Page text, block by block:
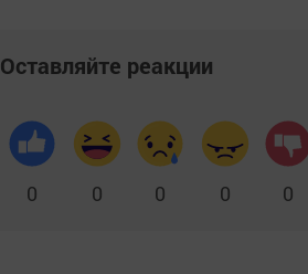
Оставляйте реакции
0 0 0 0 0